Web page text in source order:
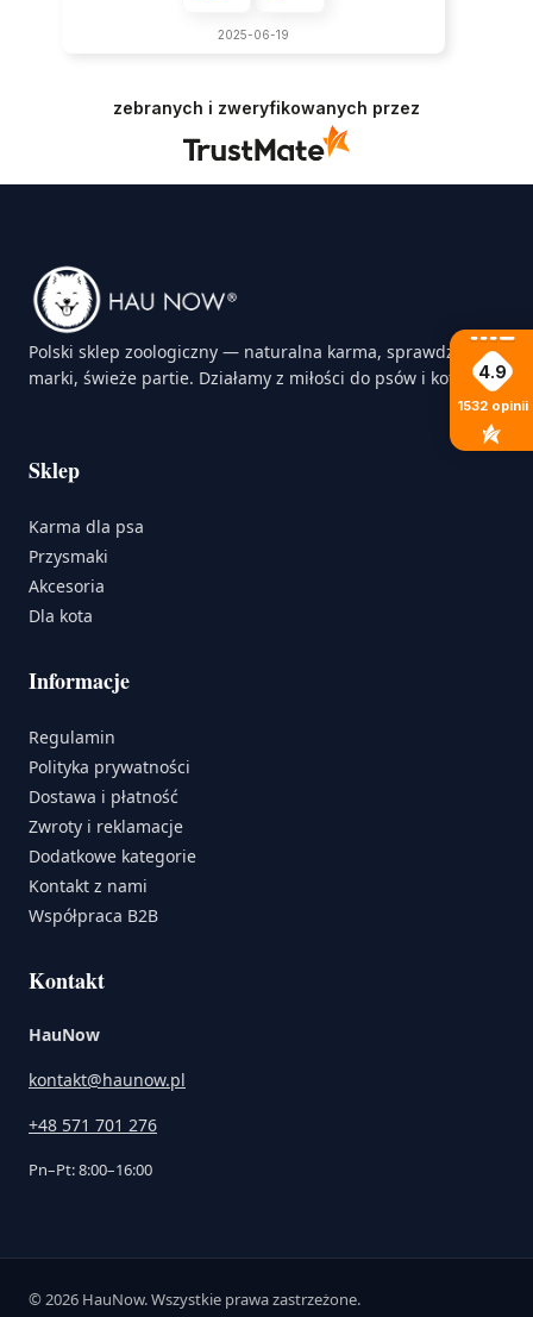
2025-06-19
zebranych i zweryfikowanych przez
Polski sklep zoologiczny — naturalna karma, sprawdzone
marki, świeże partie. Działamy z miłości do psów i kotów.
Sklep
Karma dla psa
Przysmaki
Akcesoria
Dla kota
Informacje
Regulamin
Polityka prywatności
Dostawa i płatność
Zwroty i reklamacje
Dodatkowe kategorie
Kontakt z nami
Współpraca B2B
Kontakt
HauNow
kontakt@haunow.pl
+48 571 701 276
Pn–Pt: 8:00–16:00
© 2026 HauNow. Wszystkie prawa zastrzeżone.
4.9
1532 opinii